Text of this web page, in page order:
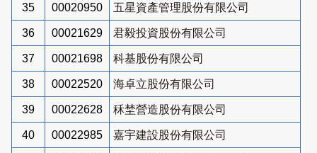
35 00020950 五星資產管理股份有限公司
36 00021629 君毅投資股份有限公司
37 00021698 科基股份有限公司
38 00022520 海卓立股份有限公司
39 00022628 秝埜營造股份有限公司
40 00022985 嘉宇建設股份有限公司